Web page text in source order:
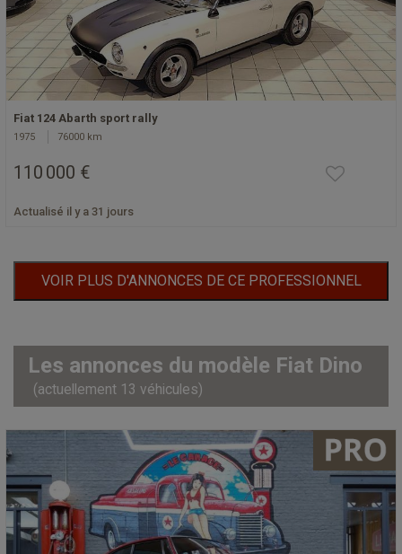
Fiat 124 Abarth sport rally
1975 76000 km
110 000 €
Actualisé il y a 31 jours
VOIR PLUS D'ANNONCES DE CE PROFESSIONNEL
Les annonces du modèle Fiat Dino
(actuellement 13 véhicules)